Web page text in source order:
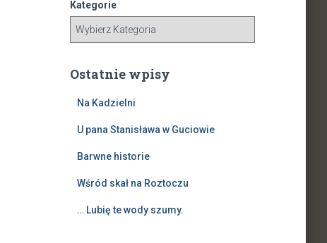
j
Kategorie
Ostatnie wpisy
Na Kadzielni
U pana Stanisława w Guciowie
Barwne historie
Wśród skał na Roztoczu
… Lubię te wody szumy.